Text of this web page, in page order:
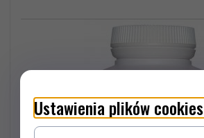
Ustawienia plików cookies